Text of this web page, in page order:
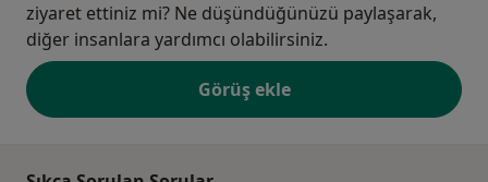
ziyaret ettiniz mi? Ne düşündüğünüzü paylaşarak,
diğer insanlara yardımcı olabilirsiniz.
Görüş ekle